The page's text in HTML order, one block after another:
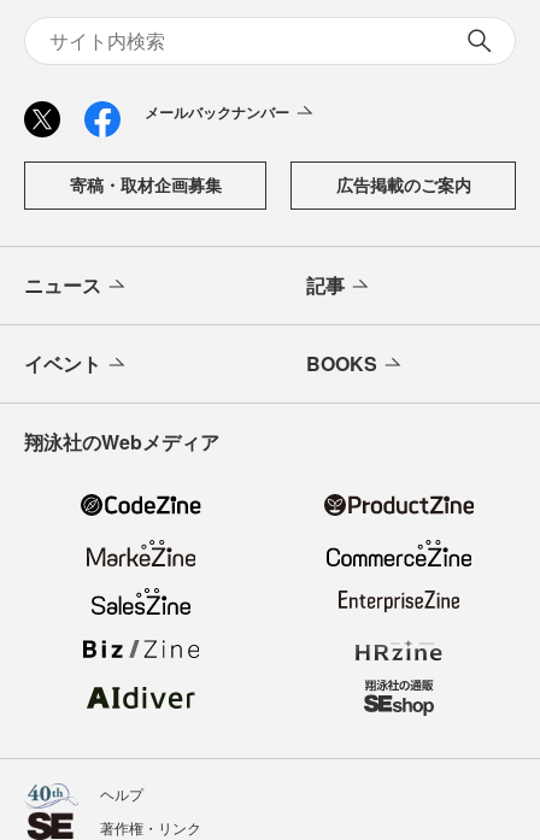
メールバックナンバー
寄稿・取材企画募集 広告掲載のご案内
ニュース 記事
イベント BOOKS
翔泳社のWebメディア
ヘルプ
著作権・リンク